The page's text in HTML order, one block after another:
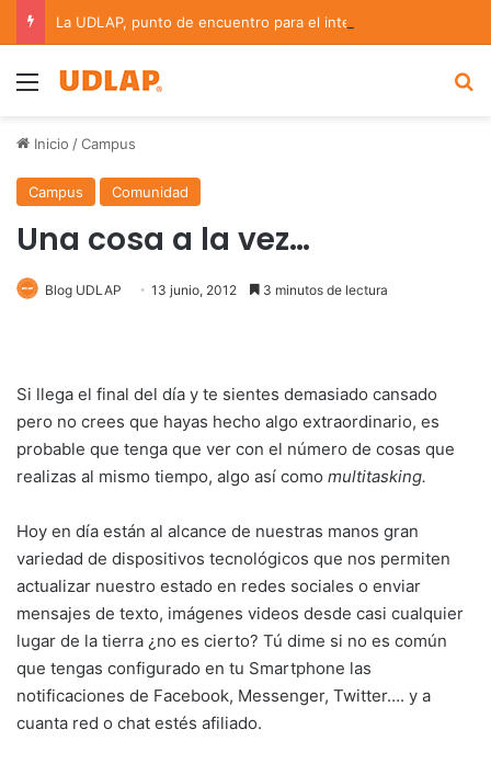
Menu
Inicio /Campus
Campus Comunidad
Una cosa a la vez…
Blog UDLAP 13 junio, 2012 3 minutos de lectura
Si llega el final del día y te sientes demasiado cansado
pero no crees que hayas hecho algo extraordinario, es
probable que tenga que ver con el número de cosas que
realizas al mismo tiempo, algo así como multitasking.
Hoy en día están al alcance de nuestras manos gran
variedad de dispositivos tecnológicos que nos permiten
actualizar nuestro estado en redes sociales o enviar
mensajes de texto, imágenes videos desde casi cualquier
lugar de la tierra ¿no es cierto? Tú dime si no es común
que tengas configurado en tu Smartphone las
notificaciones de Facebook, Messenger, Twitter…. y a
cuanta red o chat estés afiliado.